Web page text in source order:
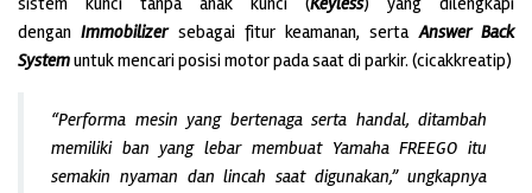
denganImmobilizersebagai fitur keamanan, sertaAnswer Back
Systemuntuk mencari posisi motor pada saat di parkir. (cicakkreatip)
“Performa mesin yang bertenaga serta handal, ditambah
memiliki ban yang lebar membuat Yamaha FREEGO itu
semakin nyaman dan lincah saat digunakan,” ungkapnya